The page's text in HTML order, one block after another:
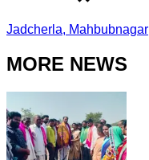
Jadcherla, Mahbubnagar
MORE NEWS